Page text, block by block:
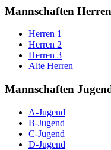
Mannschaften Herren
Herren 1
Herren 2
Herren 3
Alte Herren
Mannschaften
A-Jugend
B-Jugend
C-Jugend
D-Jugend